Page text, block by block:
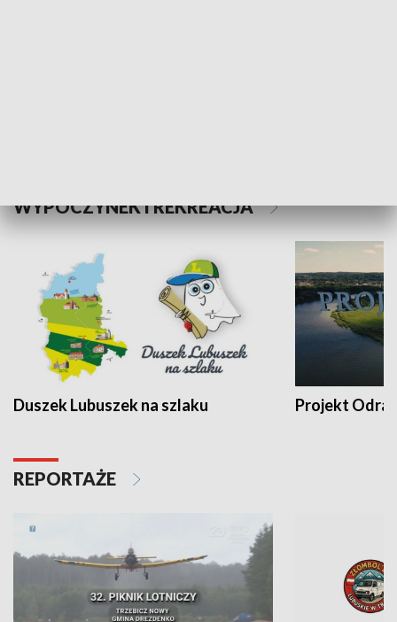
WYPOCZYNEK I REKREACJA
Duszek Lubuszek na szlaku Projekt Odra
REPORTAŻE